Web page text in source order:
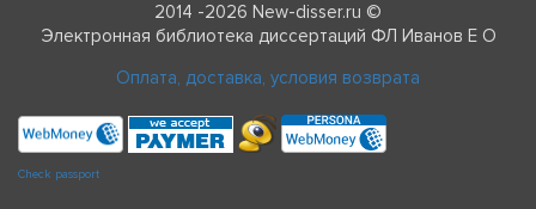
2014 -2026 New-disser.ru ©
Электронная библиотека диссертаций ФЛ Иванов Е О
Оплата, доставка, условия возврата
Check passport